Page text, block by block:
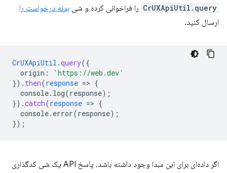
CrUXApiUtil.query را فراخوانی کرده و شی بدنه درخواست را
ارسال کنید.
CrUXApiUtil .query({
origin :
'https://web.dev'
}) . then(response => {
console.log(response) ;
}) .catch(response => {
console.error(response) ;
});
اگر داده‌ای برای این مبدا وجود داشته باشد، پاسخ API یک شی کدگذاری